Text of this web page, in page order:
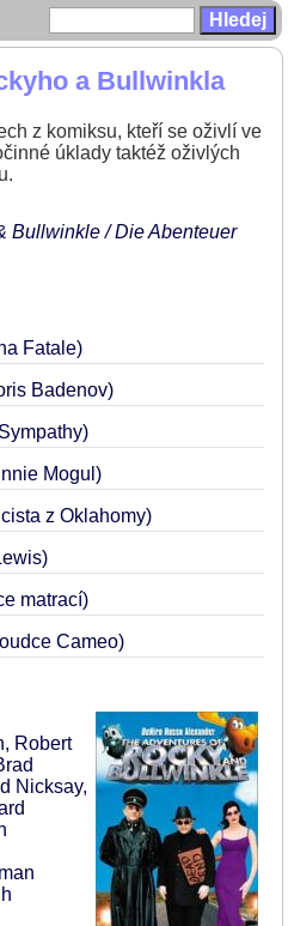
a Bullwinkla
z komiksu, kteří se oživlí ve
úklady taktéž oživlých
Bullwinkle / Die Abenteuer
Fatale)
Badenov)
Mogul)
z Oklahomy)
matrací)
Cameo)
Robert
Nicksay,